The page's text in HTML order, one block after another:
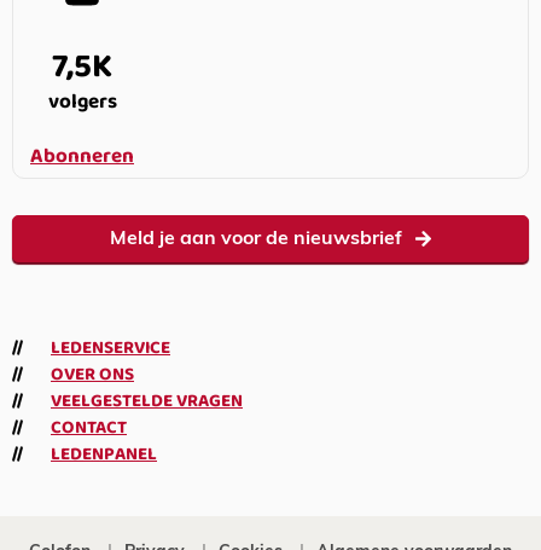
7,5K
volgers
Abonneren
Meld je aan voor de nieuwsbrief
LEDENSERVICE
OVER ONS
VEELGESTELDE VRAGEN
CONTACT
LEDENPANEL